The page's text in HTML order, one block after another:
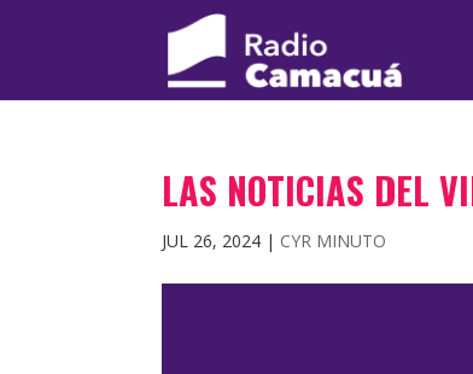
LAS NOTICIAS DEL
JUL 26, 2024 | CYR MINUTO